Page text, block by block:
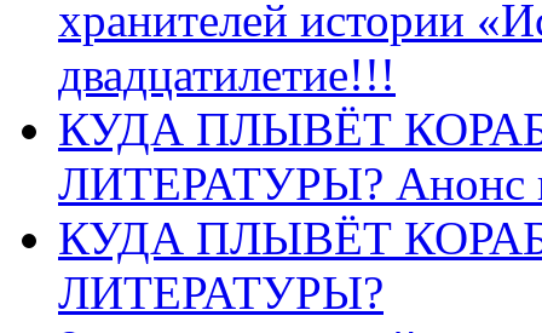
хранителей истории
двадцатилетие!!!
КУДА ПЛЫВЁТ
ЛИТЕРАТУРЫ? Анонс
КУДА ПЛЫВЁТ
ЛИТЕРАТУРЫ?